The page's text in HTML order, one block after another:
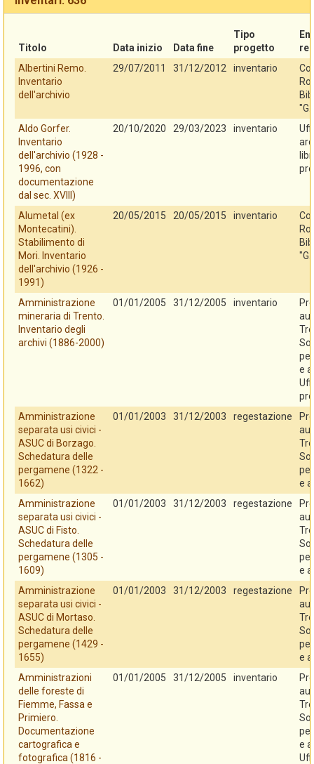
Titolo Data inizio Data fine
Tipo
progetto
Albertini Remo.
Inventario
dell'archivio
29/07/2011 31/12/2012 inventario
Aldo Gorfer.
Inventario
dell'archivio (1928 -
1996, con
documentazione
dal sec. XVIII)
20/10/2020 29/03/2023 inventario
Alumetal (ex
Montecatini).
Stabilimento di
Mori. Inventario
dell'archivio (1926 -
1991)
20/05/2015 20/05/2015 inventario
Amministrazione
mineraria di Trento.
Inventario degli
archivi (1886-2000)
01/01/2005 31/12/2005 inventario
e
Amministrazione
separata usi civici -
ASUC di Borzago.
Schedatura delle
pergamene (1322 -
1662)
01/01/2003 31/12/2003 regestazione
e
Amministrazione
separata usi civici -
ASUC di Fisto.
Schedatura delle
pergamene (1305 -
1609)
01/01/2003 31/12/2003 regestazione
e
Amministrazione
separata usi civici -
ASUC di Mortaso.
Schedatura delle
pergamene (1429 -
1655)
01/01/2003 31/12/2003 regestazione
e
Amministrazioni
delle foreste di
Fiemme, Fassa e
Primiero.
Documentazione
cartografica e
fotografica (1816 -
01/01/2005 31/12/2005 inventario
e